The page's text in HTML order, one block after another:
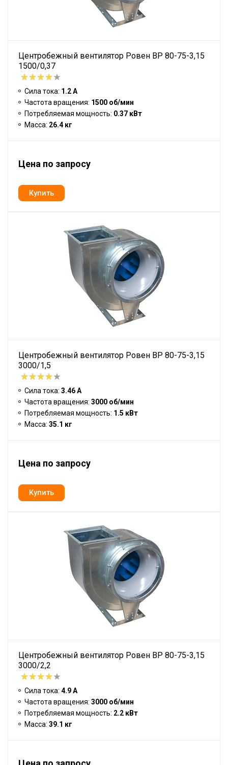
Центробежный вентилятор Ровен BP 80-75-3,15
1500/0,37
Сила тока: 1.2 А
Частота вращения: 1500 об/мин
Потребляемая мощность: 0.37 кВт
Масса: 26.4 кг
Цена по запросу
Центробежный вентилятор Ровен BP 80-75-3,15
3000/1,5
Сила тока: 3.46 А
Частота вращения: 3000 об/мин
Потребляемая мощность: 1.5 кВт
Масса: 35.1 кг
Цена по запросу
Центробежный вентилятор Ровен BP 80-75-3,15
3000/2,2
Сила тока: 4.9 А
Частота вращения: 3000 об/мин
Потребляемая мощность: 2.2 кВт
Масса: 39.1 кг